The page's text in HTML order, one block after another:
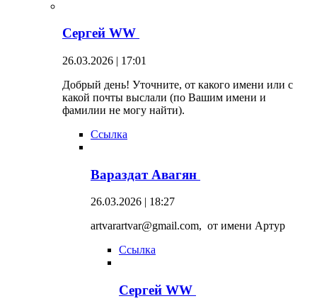
Сергей WW
26.03.2026 | 17:01
Добрый день! Уточните, от какого имени или с
какой почты выслали (по Вашим имени и
фамилии не могу найти).
Ссылка
Вараздат Авагян
26.03.2026 | 18:27
artvarartvar@gmail.com, от имени Артур
Ссылка
Сергей WW